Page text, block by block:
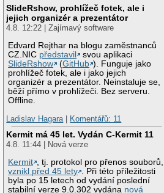
SlideRshow, prohlížeč fotek, ale i
jejich organizér a prezentátor
4.8. 12:22 | Zajímavý software
Edvard Rejthar na blogu zaměstnanců
CZ.NIC představil
svou aplikaci
SlideRshow
(GitHub ). Funguje jako
prohlížeč fotek, ale i jako jejich
organizér a prezentátor. Neinstaluje se,
běží přímo v prohlížeči. Bez serveru.
Offline.
Ladislav Hagara | Komentářů: 11
Kermit má 45 let. Vydán C-Kermit 11
4.8. 11:44 | Nová verze
Kermit
, tj. protokol pro přenos souborů,
vznikl před 45 lety
. Při této příležitosti
byla po 15 letech od vydání poslední
stabilní verze 9.0.302 vydána nová